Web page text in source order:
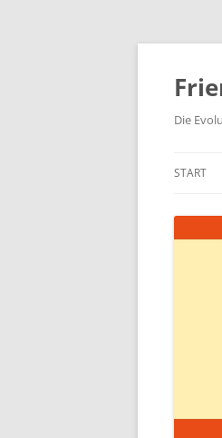
Zum
springen
Die
START